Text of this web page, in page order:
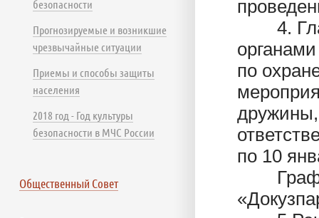
4.
по
дружины,
по 10
безопасности
Прогнозируемые и возникшие
чрезвычайные ситуации
Приемы и способы защиты
населения
2018 год - Год культуры
безопасности в МЧС России
Общественный Совет